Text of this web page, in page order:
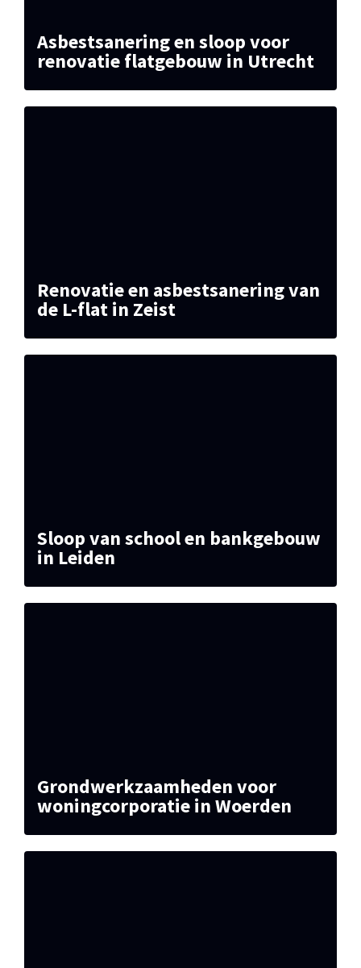
Asbestsanering en sloop voor
renovatie flatgebouw in Utrecht
Renovatie en asbestsanering van
de L-flat in Zeist
Sloop van school en bankgebouw
in Leiden
Grondwerkzaamheden voor
woningcorporatie in Woerden